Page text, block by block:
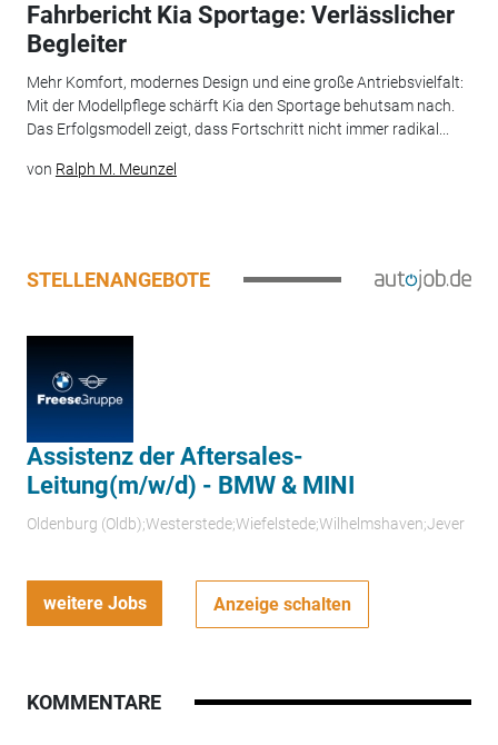
Fahrbericht Kia Sportage: Verlässlicher
Begleiter
Mehr Komfort, modernes Design und eine große Antriebsvielfalt:
Mit der Modellpflege schärft Kia den Sportage behutsam nach.
Das Erfolgsmodell zeigt, dass Fortschritt nicht immer radikal...
von Ralph M. Meunzel
STELLENANGEBOTE
Assistenz der Aftersales-
Leitung(m/w/d) - BMW & MINI
Oldenburg (Oldb);Westerstede;Wiefelstede;Wilhelmshaven;Jever
weitere Jobs Anzeige schalten
KOMMENTARE